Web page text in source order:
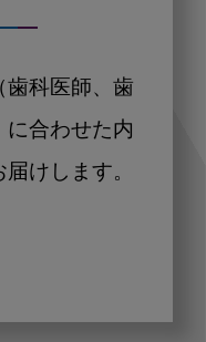
歯科医師、歯
合わせた内
けします。